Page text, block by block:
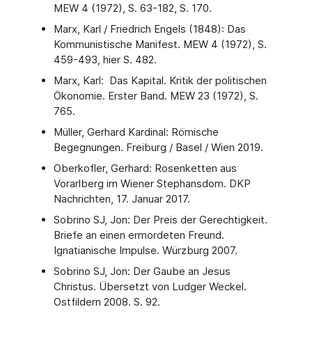
MEW 4 (1972), S. 63-182, S. 170.
Marx, Karl / Friedrich Engels (1848): Das
Kommunistische Manifest. MEW 4 (1972), S.
459-493, hier S. 482.
Marx, Karl: Das Kapital. Kritik der politischen
Ökonomie. Erster Band. MEW 23 (1972), S.
765.
Müller, Gerhard Kardinal: Römische
Begegnungen. Freiburg / Basel / Wien 2019.
Oberkofler, Gerhard: Rosenketten aus
Vorarlberg im Wiener Stephansdom. DKP
Nachrichten, 17. Januar 2017.
Sobrino SJ, Jon: Der Preis der Gerechtigkeit.
Briefe an einen ermordeten Freund.
Ignatianische Impulse. Würzburg 2007.
Sobrino SJ, Jon: Der Gaube an Jesus
Christus. Übersetzt von Ludger Weckel.
Ostfildern 2008. S. 92.